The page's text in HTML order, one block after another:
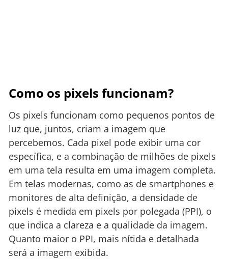
Como os pixels funcionam?
Os pixels funcionam como pequenos pontos de
luz que, juntos, criam a imagem que
percebemos. Cada pixel pode exibir uma cor
específica, e a combinação de milhões de pixels
em uma tela resulta em uma imagem completa.
Em telas modernas, como as de smartphones e
monitores de alta definição, a densidade de
pixels é medida em pixels por polegada (PPI), o
que indica a clareza e a qualidade da imagem.
Quanto maior o PPI, mais nítida e detalhada
será a imagem exibida.